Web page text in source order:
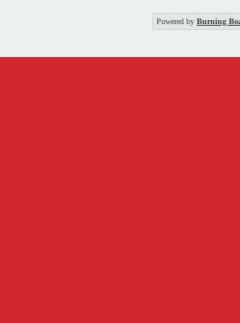
Powered by Burning